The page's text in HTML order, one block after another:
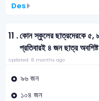
Des
11 .কোন স্কুলের ছাত্রদেরকে ৫,
প্রতিবারই ৪ জন ছাত্র
Updated: 8 months ago
৯৬ জন
১০৪ জন